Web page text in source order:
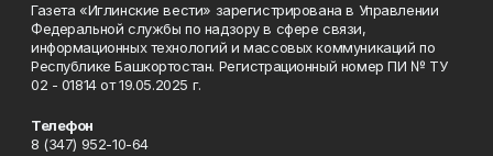
Газета «Иглинские вести» зарегистрирована в Управлении
Федеральной службы по надзору в сфере связи,
информационных технологий и массовых коммуникаций по
Республике Башкортостан. Регистрационный номер ПИ № ТУ
02 - 01814 от 19.05.2025 г.
Телефон
8 (347) 952-10-64